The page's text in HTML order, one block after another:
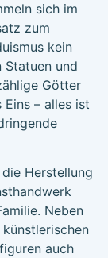
sich im
zum
kein
Statuen und
Götter
– alles ist
Herstellung
Neben
auch